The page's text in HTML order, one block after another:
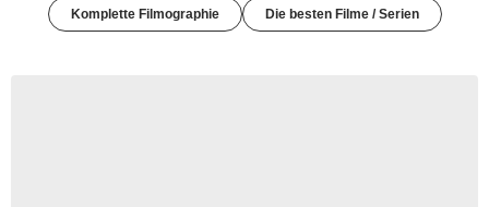
Komplette Filmographie Die besten Filme / Serien